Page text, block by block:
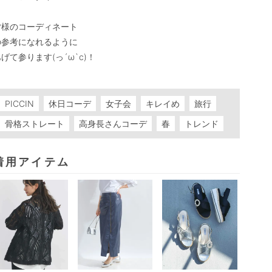
のコーディネート
考になれるように
て参ります(っ´ω`c)！
PICCIN 休日コーデ 女子会 キレイめ
旅行
骨格ストレート
高身長さんコーデ 春 トレンド
用アイテム